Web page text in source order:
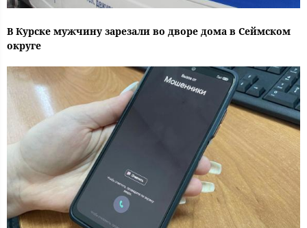
В Курске мужчину зарезали во дворе дома в Сеймском
округе